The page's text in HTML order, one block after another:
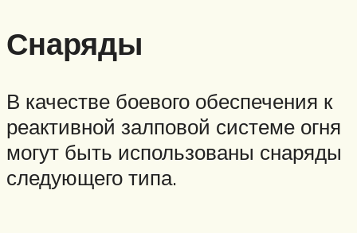
Снаряды
В качестве боевого обеспечения к
реактивной залповой системе огня
могут быть использованы снаряды
следующего типа.